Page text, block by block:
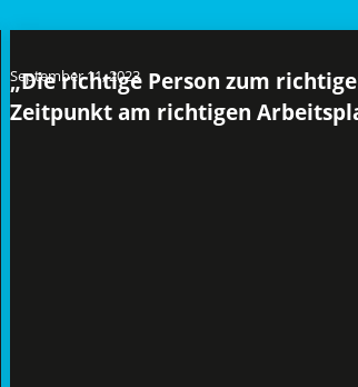
September 11, 2023
„Die richtige Person zum
Zeitpunkt am richtigen